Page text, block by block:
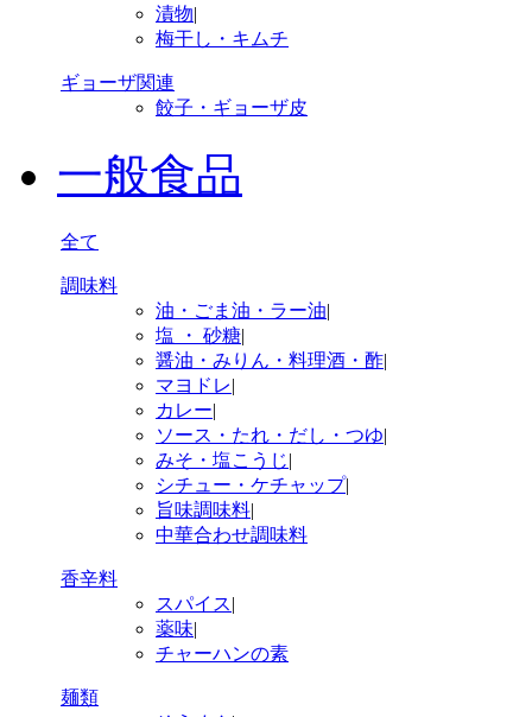
漬物|
梅干し・キムチ
ギョーザ関連
餃子・ギョーザ皮
一般食品
全て
調味料
油・ごま油・ラー油|
塩 ・ 砂糖|
醤油・みりん・料理酒・酢|
マヨドレ|
カレー|
ソース・たれ・だし・つゆ|
みそ・塩こうじ|
シチュー・ケチャップ|
旨味調味料|
中華合わせ調味料
香辛料
スパイス|
薬味|
チャーハンの素
麺類